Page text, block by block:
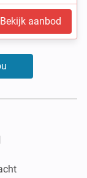
Bekijk aanbod